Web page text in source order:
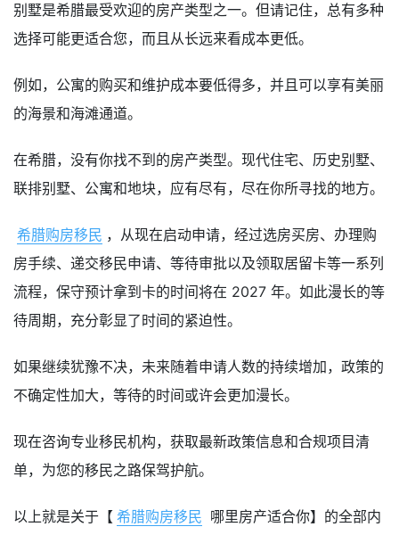
别墅是希腊最受欢迎的房产类型之一。但请记住，总有多种
选择可能更适合您，而且从长远来看成本更低。
例如，公寓的购买和维护成本要低得多，并且可以享有美丽
的海景和海滩通道。
在希腊，没有你找不到的房产类型。现代住宅、历史别墅、
联排别墅、公寓和地块，应有尽有，尽在你所寻找的地方。
希腊购房移民 ，从现在启动申请，经过选房买房、办理购
房手续、递交移民申请、等待审批以及领取居留卡等一系列
流程，保守预计拿到卡的时间将在 2027 年。如此漫长的等
待周期，充分彰显了时间的紧迫性。
如果继续犹豫不决，未来随着申请人数的持续增加，政策的
不确定性加大，等待的时间或许会更加漫长。
现在咨询专业移民机构，获取最新政策信息和合规项目清
单，为您的移民之路保驾护航。
以上就是关于【 希腊购房移民 哪里房产适合你】的全部内